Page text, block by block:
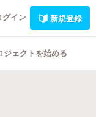
グイン 新規登録
ジェクトを始める